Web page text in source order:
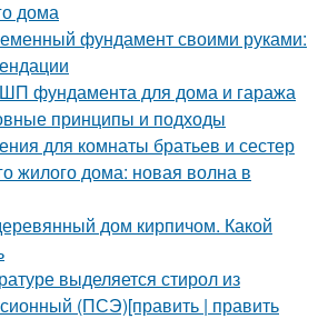
дома
фундамент своими руками:
фундамента для дома и гаража
принципы и подходы
для комнаты братьев и сестер
жилого дома: новая волна в
дом кирпичом. Какой
выделяется стирол из
(ПСЭ)[править | править